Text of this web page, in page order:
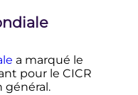
a marqué le
pour le CICR
général.